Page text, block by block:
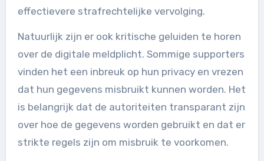
effectievere strafrechtelijke vervolging.
Natuurlijk zijn er ook kritische geluiden te horen
over de digitale meldplicht. Sommige supporters
vinden het een inbreuk op hun privacy en vrezen
dat hun gegevens misbruikt kunnen worden. Het
is belangrijk dat de autoriteiten transparant zijn
over hoe de gegevens worden gebruikt en dat er
strikte regels zijn om misbruik te voorkomen.